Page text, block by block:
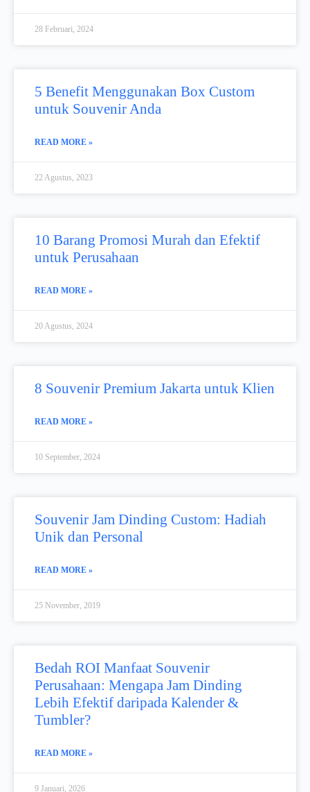
28 Februari, 2024
5 Benefit Menggunakan Box Custom
untuk Souvenir Anda
READ MORE »
22 Agustus, 2023
10 Barang Promosi Murah dan Efektif
untuk Perusahaan
READ MORE »
20 Agustus, 2024
8 Souvenir Premium Jakarta untuk Klien
READ MORE »
10 September, 2024
Souvenir Jam Dinding Custom: Hadiah
Unik dan Personal
READ MORE »
25 November, 2019
Bedah ROI Manfaat Souvenir
Perusahaan: Mengapa Jam Dinding
Lebih Efektif daripada Kalender &
Tumbler?
READ MORE »
9 Januari, 2026